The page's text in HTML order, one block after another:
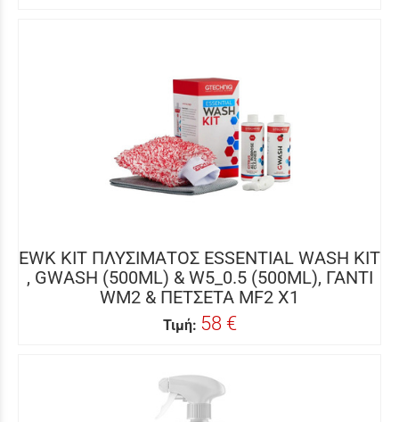
EWK ΚΙΤ ΠΛΥΣΙΜΑΤΟΣ ESSENTIAL WASH KIT
, GWASH (500ML) & W5_0.5 (500ML), ΓΑΝΤΙ
WM2 & ΠΕΤΣΕΤΑ MF2 X1
Τιμή: 58 €